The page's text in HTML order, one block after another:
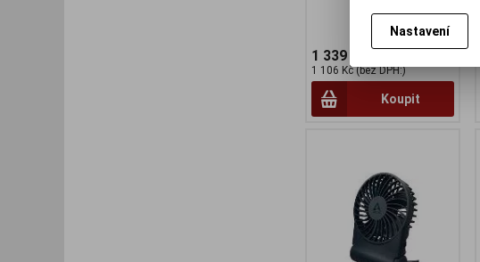
1 339 Kč
1 106 Kč (bez DPH:)
Koupit
Nastavení